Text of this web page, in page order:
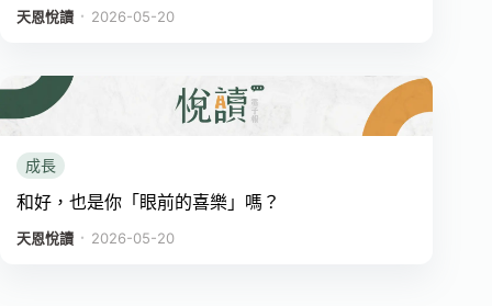
天恩悅讀 ． 2026-05-20
成長
和好，也是你「眼前的喜樂」嗎？
天恩悅讀 ． 2026-05-20